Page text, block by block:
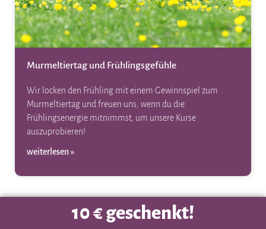
Murmeltiertag und Frühlingsgefühle
Wir locken den Frühling mit einem Gewinnspiel zum
Murmeltiertag und freuen uns, wenn du die
Frühlingsenergie mitnimmst, um unsere Kurse
auszuprobieren!
weiterlesen »
10 € geschenkt!